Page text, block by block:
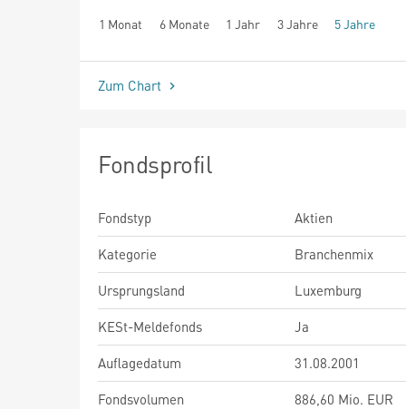
1 Monat 6 Monate 1 Jahr 3 Jahre 5 Jahre
seit Beginn
Zum Chart
Fondsprofil
Fondstyp
Aktien
Kategorie
Branchenmix
Ursprungsland
Luxemburg
KESt-Meldefonds
Ja
Auflagedatum
31.08.2001
Fondsvolumen
886,60 Mio. EUR